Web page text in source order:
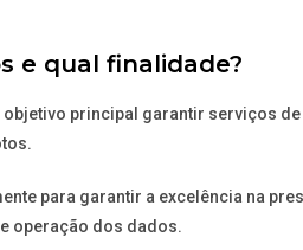
e qual finalidade?
principal garantir serviços
para garantir a excelência na
operação dos dados.